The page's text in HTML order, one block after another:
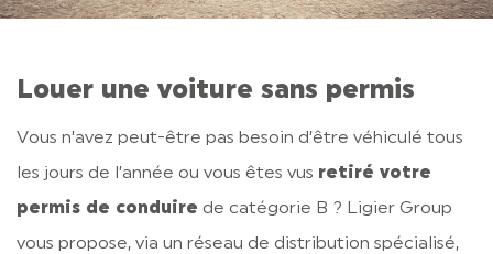
Louer une voiture sans permis
Vous n’avez peut-être pas besoin d’être véhiculé tous
les jours de l’année ou vous êtes vus retiré votre
permis de conduire de catégorie B ? Ligier Group
vous propose, via un réseau de distribution spécialisé,